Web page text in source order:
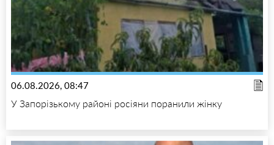
06.08.2026, 08:47
У Запорізькому районі росіяни поранили жінку